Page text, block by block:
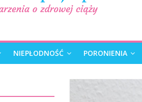
NIEPŁODNOŚĆ PORONIENIA